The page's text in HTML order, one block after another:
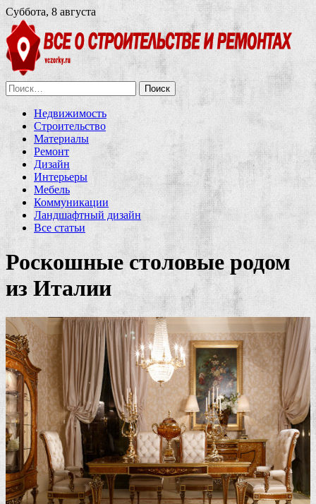
Суббота, 8 августа
Найти:
Недвижимость
Строительство
Материалы
Ремонт
Дизайн
Интерьеры
Мебель
Коммуникации
Ландшафтный дизайн
Все статьи
Роскошные столовые родом
из Италии